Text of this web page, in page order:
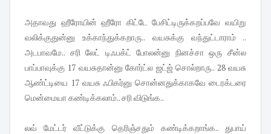
அதாவது ஹீரோயின் ஹீரோ கிட்டே பேசிட்டிருக்கறப்பவே வயிறு
வலிக்குதுன்னு உக்காந்துக்கறாரு.. வயசுக்கு வந்துட்டாராம் ..
அடபாவமே.. சரி லேட் டிஃபக்ட் போலன்னு நினச்சா ஒரு சீன்ல
பாப்பாவுக்கு 17 வயசுதான்னு கோர்ட்ல ஜட்ஜ் சொல்றாரு.. 28 வயசு
ஆண்ட்டியை 17 வயசு ஃபிகர்னு சொன்னதுக்காகவே டைரக்டரை
மென்மையா கண்டிக்கலாம்.. சரி விடுங்க..
லவ் மேட்டர் வீட்டுக்கு தெரிஞ்சதும் கண்டிக்கறாங்க.. துபாய்